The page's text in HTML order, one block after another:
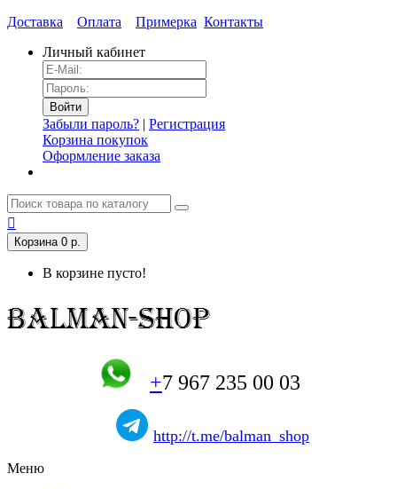
Доставка Оплата Примерка Контакты
Личный кабинет
Забыли пароль? | Регистрация
Корзина покупок
Оформление заказа
Корзина 0 р.
В корзине пусто!
+7 967 235 00 03
http://t.me/balman_shop
Меню